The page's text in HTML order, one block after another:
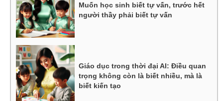
Muốn học sinh biết tự vấn, trước hết
người thầy phải biết tự vấn
Giáo dục trong thời đại AI: Điều quan
trọng không còn là biết nhiều, mà là
biết kiến tạo